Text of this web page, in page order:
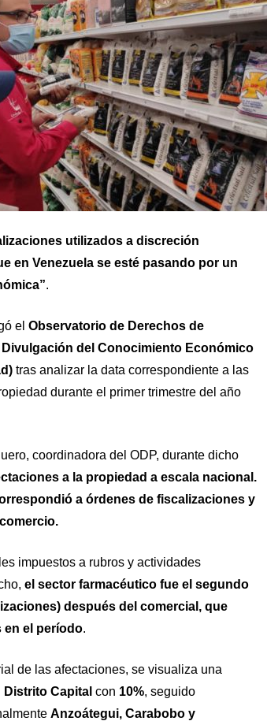
utilizados a discreción
en Venezuela se esté pasando por un
.
el Observatorio de Derechos de
Divulgación del Conocimiento Económico
tras analizar la data correspondiente a las
durante el primer trimestre del año
coordinadora del ODP, durante dicho
a la propiedad a escala nacional.
a órdenes de fiscalizaciones y
impuestos a rubros y actividades
el sector farmacéutico fue el segundo
después del comercial, que
en el período.
de las afectaciones, se visualiza una
Distrito Capital con 10%, seguido
Anzoátegui, Carabobo y